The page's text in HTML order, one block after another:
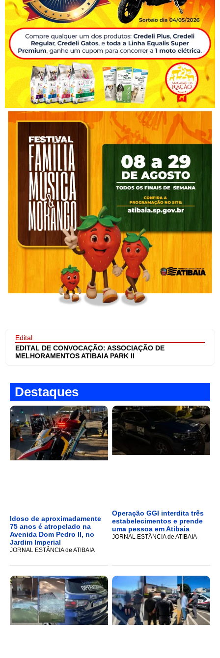
Edital
EDITAL DE CONVOCAÇÃO: ASSOCIAÇÃO DE
MELHORAMENTOS ATIBAIA PARK II
Destaques
Idoso de aproximadamente
75 anos é atropelado na
Avenida Dom Pedro II, no
Jardim Imperial
JORNAL ESTÂNCIA de ATIBAIA
Operação GGI interdita três
estabelecimentos e prende
uma pessoa em Atibaia
JORNAL ESTÂNCIA de ATIBAIA